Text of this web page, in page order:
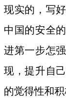
现实的，写
中国的安全
进第一步怎
现，提升自
的觉得性和积